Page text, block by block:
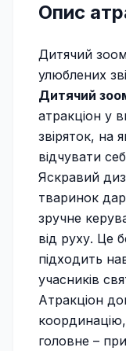
Опис
Дитячий
улюблених
Дитячий
атракціон у
звіряток, на
відчувати
Яскравий
тваринок
зручне
від руху. Це
підходить
учасників
Атракціон
головне –